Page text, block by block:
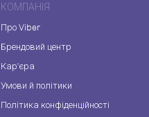
КОМПАНІЯ
Про Viber
Брендовий центр
Кар'єра
Умови й політики
Політика конфіденційності